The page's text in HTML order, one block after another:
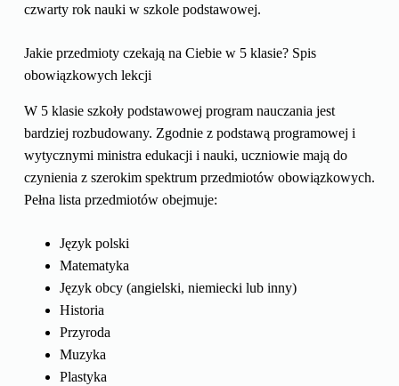
czwarty rok nauki w szkole podstawowej.
Jakie przedmioty czekają na Ciebie w 5 klasie? Spis
obowiązkowych lekcji
W 5 klasie szkoły podstawowej program nauczania jest
bardziej rozbudowany. Zgodnie z podstawą programowej i
wytycznymi ministra edukacji i nauki, uczniowie mają do
czynienia z szerokim spektrum przedmiotów obowiązkowych.
Pełna lista przedmiotów obejmuje:
Język polski
Matematyka
Język obcy (angielski, niemiecki lub inny)
Historia
Przyroda
Muzyka
Plastyka